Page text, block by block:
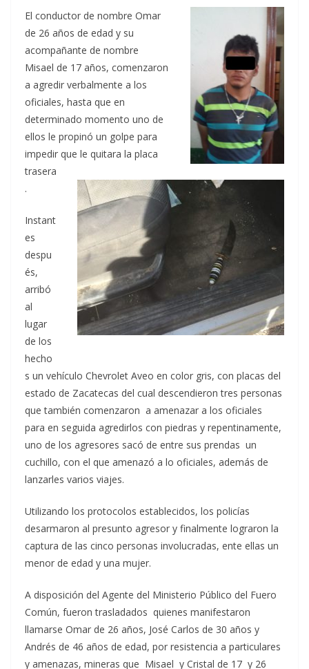
El conductor de nombre Omar
de 26 años de edad y su
acompañante de nombre
Misael de 17 años, comenzaron
a agredir verbalmente a los
oficiales, hasta que en
determinado momento uno de
ellos le propinó un golpe para
impedir que le quitara la placa
trasera
.
Instant
es
despu
és,
arribó
al
lugar
de los
hecho
s un vehículo Chevrolet Aveo en color gris, con placas del
estado de Zacatecas del cual descendieron tres personas
que también comenzaron a amenazar a los oficiales
para en seguida agredirlos con piedras y repentinamente,
uno de los agresores sacó de entre sus prendas un
cuchillo, con el que amenazó a lo oficiales, además de
lanzarles varios viajes.
Utilizando los protocolos establecidos, los policías
desarmaron al presunto agresor y finalmente lograron la
captura de las cinco personas involucradas, ente ellas un
menor de edad y una mujer.
A disposición del Agente del Ministerio Público del Fuero
Común, fueron trasladados quienes manifestaron
llamarse Omar de 26 años, José Carlos de 30 años y
Andrés de 46 años de edad, por resistencia a particulares
y amenazas, mineras que Misael y Cristal de 17 y 26